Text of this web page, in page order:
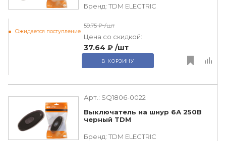
Бренд: TDM ЕLECTRIC
Ожидается поступление
59.75 ₽ /шт
Цена со скидкой:
37.64 ₽ /шт
В КОРЗИНУ
Арт.: SQ1806-0022
Выключатель на шнур 6А 250В
черный TDM
Бренд: TDM ЕLECTRIC